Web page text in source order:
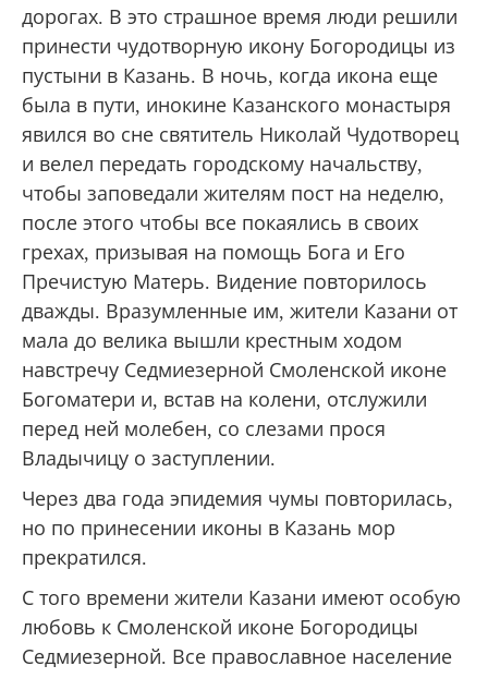
дорогах. В это страшное время люди решили
принести чудотворную икону Богородицы из
пустыни в Казань. В ночь, когда икона еще
была в пути, инокине Казанского монастыря
явился во сне святитель Николай Чудотворец
и велел передать городскому начальству,
чтобы заповедали жителям пост на неделю,
после этого чтобы все покаялись в своих
грехах, призывая на помощь Бога и Его
Пречистую Матерь. Видение повторилось
дважды. Вразумленные им, жители Казани от
мала до велика вышли крестным ходом
навстречу Седмиезерной Смоленской иконе
Богоматери и, встав на колени, отслужили
перед ней молебен, со слезами прося
Владычицу о заступлении.
Через два года эпидемия чумы повторилась,
но по принесении иконы в Казань мор
прекратился.
С того времени жители Казани имеют особую
любовь к Смоленской иконе Богородицы
Седмиезерной. Все православное население